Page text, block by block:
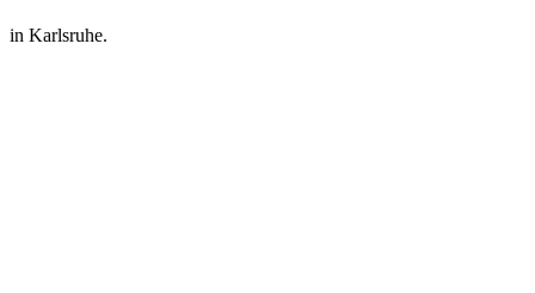
in Karlsruhe.